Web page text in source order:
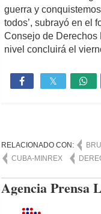
guerra y
todos’, subrayó en el
Consejo de Derechos
nivel concluirá el

RELACIONADO CON:
CUBA-MINREX
Agencia Prensa